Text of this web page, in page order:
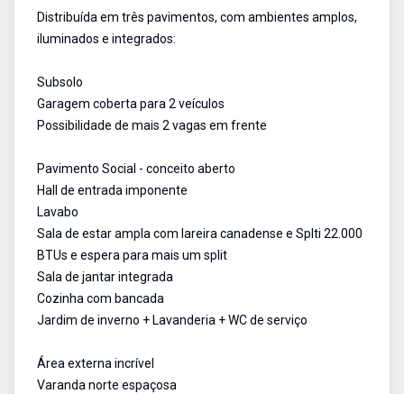
Distribuída em três pavimentos, com ambientes amplos,
iluminados e integrados:
Subsolo
Garagem coberta para 2 veículos
Possibilidade de mais 2 vagas em frente
Pavimento Social - conceito aberto
Hall de entrada imponente
Lavabo
Sala de estar ampla com lareira canadense e Splti 22.000
BTUs e espera para mais um split
Sala de jantar integrada
Cozinha com bancada
Jardim de inverno + Lavanderia + WC de serviço
Área externa incrível
Varanda norte espaçosa